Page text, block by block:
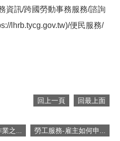
資訊/跨國勞動事務服務/諮詢
lhrb.tycg.gov.tw)/便民服務/
回上一頁 回最上面
業之... 勞工服務-雇主如何申...